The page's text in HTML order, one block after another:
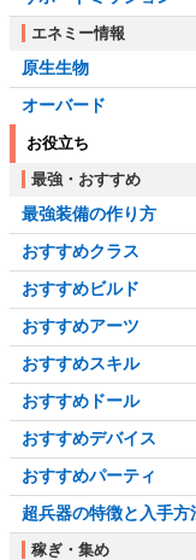
エネミー情報
原生生物
オーバード
お役立ち
最強・おすすめ
最強装備の作り方
おすすめクラス
おすすめビルド
おすすめアーツ
おすすめスキル
おすすめドール
おすすめデバイス
おすすめパーティ
超兵器の特徴と入手方
稼ぎ・集め